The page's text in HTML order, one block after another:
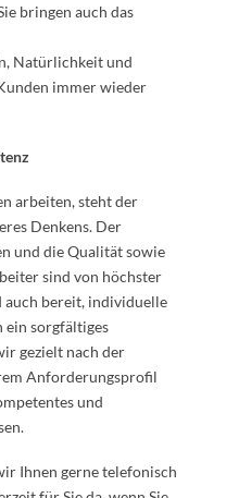
bringen auch das
Natürlichkeit und
immer wieder
arbeiten, steht der
Denkens. Der
und die Qualität sowie
sind von höchster
auch bereit, individuelle
ein sorgfältiges
gezielt nach der
Anforderungsprofil
und
Ihnen gerne telefonisch